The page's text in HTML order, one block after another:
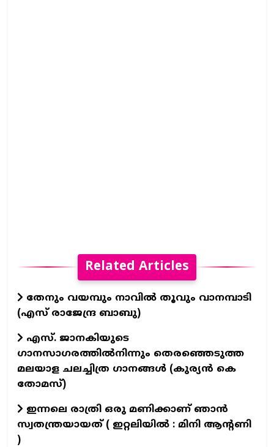
Related Articles
തേനും വയമ്പും നാവിൽ തൂവും വാനമ്പാടി
(എസ് രാജേന്ദ്ര ബാബു)
എസ്. ജാനകിയുടെ
ഗാനസാഗരത്തിൽനിന്നും തെരഞ്ഞെടുത്ത
മലയാള ചലച്ചിത്ര ഗാനങ്ങൾ (കുര്യൻ കെ
തോമസ്)
ഇന്നലെ രാത്രി ഒരു മണിക്കാണ് ഞാൻ
സ്വതന്ത്രയായത് ( ഇറ്റലിയിൽ : മിനി ആന്റണി
)